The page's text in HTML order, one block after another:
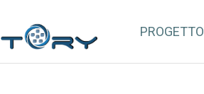
PROGETTO